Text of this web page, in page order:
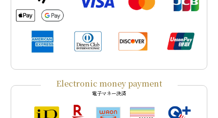
Electronic money payment
電子マネー決済